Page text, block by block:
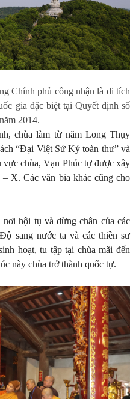
Chính phủ công nhận là di tích
gia đặc biệt tại Quyết định số
2014.
chùa làm từ năm Long Thụy
“Đại Việt Sử Ký toàn thư” và
vực chùa, Vạn Phúc tự đư­ợc xây
X. Các văn bia khác cũng cho
hội tụ và dừng chân của các
sang nước ta và các thiền sư
hoạt, tu tập tại chùa mãi đến
này chùa trở thành quốc tự.